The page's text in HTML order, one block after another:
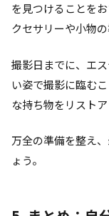
を見つけることを
クセサリーや小物
撮影日までに、エ
い姿で撮影に臨む
な持ち物をリスト
万全の準備を整え
ょう。